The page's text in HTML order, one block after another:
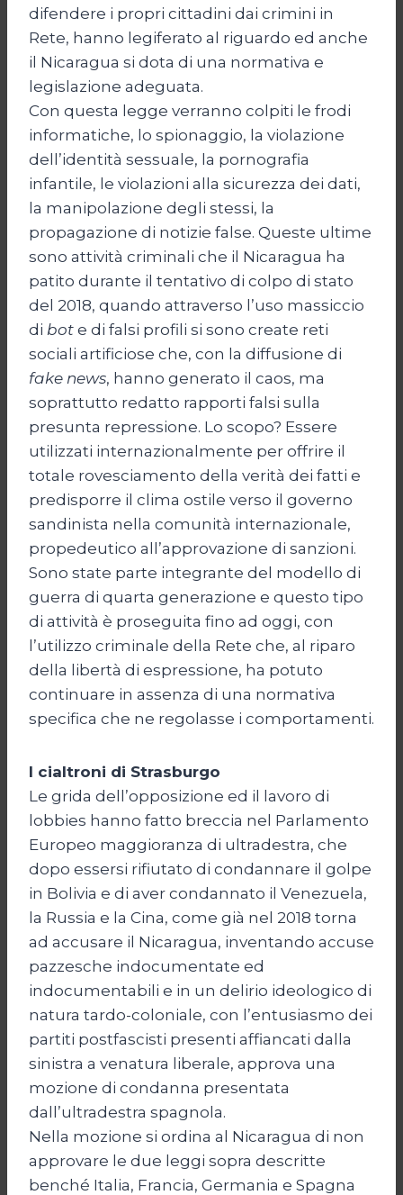
difendere i propri cittadini dai crimini in
Rete, hanno legiferato al riguardo ed anche
il Nicaragua si dota di una normativa e
legislazione adeguata.
Con questa legge verranno colpiti le frodi
informatiche, lo spionaggio, la violazione
dell’identità sessuale, la pornografia
infantile, le violazioni alla sicurezza dei dati,
la manipolazione degli stessi, la
propagazione di notizie false. Queste ultime
sono attività criminali che il Nicaragua ha
patito durante il tentativo di colpo di stato
del 2018, quando attraverso l’uso massiccio
di bot e di falsi profili si sono create reti
sociali artificiose che, con la diffusione di
fake news, hanno generato il caos, ma
soprattutto redatto rapporti falsi sulla
presunta repressione. Lo scopo? Essere
utilizzati internazionalmente per offrire il
totale rovesciamento della verità dei fatti e
predisporre il clima ostile verso il governo
sandinista nella comunità internazionale,
propedeutico all’approvazione di sanzioni.
Sono state parte integrante del modello di
guerra di quarta generazione e questo tipo
di attività è proseguita fino ad oggi, con
l’utilizzo criminale della Rete che, al riparo
della libertà di espressione, ha potuto
continuare in assenza di una normativa
specifica che ne regolasse i comportamenti.
I cialtroni di Strasburgo
Le grida dell’opposizione ed il lavoro di
lobbies hanno fatto breccia nel Parlamento
Europeo maggioranza di ultradestra, che
dopo essersi rifiutato di condannare il golpe
in Bolivia e di aver condannato il Venezuela,
la Russia e la Cina, come già nel 2018 torna
ad accusare il Nicaragua, inventando accuse
pazzesche indocumentate ed
indocumentabili e in un delirio ideologico di
natura tardo-coloniale, con l’entusiasmo dei
partiti postfascisti presenti affiancati dalla
sinistra a venatura liberale, approva una
mozione di condanna presentata
dall’ultradestra spagnola.
Nella mozione si ordina al Nicaragua di non
approvare le due leggi sopra descritte
benché Italia, Francia, Germania e Spagna